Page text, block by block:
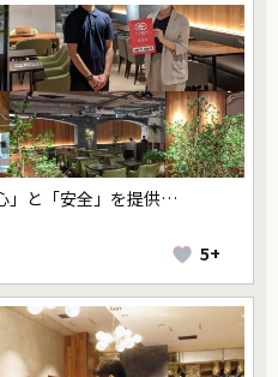
」と「安全」を提供…
5+